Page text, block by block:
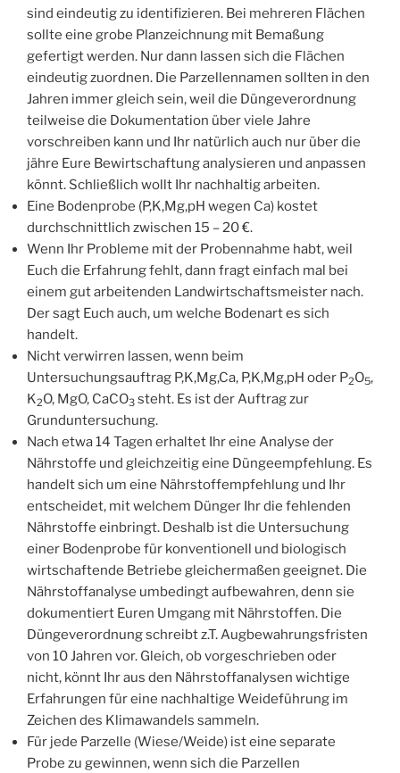
sind eindeutig zu identifizieren. Bei mehreren Flächen
sollte eine grobe Planzeichnung mit Bemaßung
gefertigt werden. Nur dann lassen sich die Flächen
eindeutig zuordnen. Die Parzellennamen sollten in den
Jahren immer gleich sein, weil die Düngeverordnung
teilweise die Dokumentation über viele Jahre
vorschreiben kann und Ihr natürlich auch nur über die
jähre Eure Bewirtschaftung analysieren und anpassen
könnt. Schließlich wollt Ihr nachhaltig arbeiten.
Eine Bodenprobe (P,K,Mg,pH wegen Ca) kostet
durchschnittlich zwischen 15 – 20 €.
Wenn Ihr Probleme mit der Probennahme habt, weil
Euch die Erfahrung fehlt, dann fragt einfach mal bei
einem gut arbeitenden Landwirtschaftsmeister nach.
Der sagt Euch auch, um welche Bodenart es sich
handelt.
Nicht verwirren lassen, wenn beim
Untersuchungsauftrag P,K,Mg,Ca, P,K,Mg,pH oder P2O5,
K2O, MgO, CaCO3 steht. Es ist der Auftrag zur
Grunduntersuchung.
Nach etwa 14 Tagen erhaltet Ihr eine Analyse der
Nährstoffe und gleichzeitig eine Düngeempfehlung. Es
handelt sich um eine Nährstoffempfehlung und Ihr
entscheidet, mit welchem Dünger Ihr die fehlenden
Nährstoffe einbringt. Deshalb ist die Untersuchung
einer Bodenprobe für konventionell und biologisch
wirtschaftende Betriebe gleichermaßen geeignet. Die
Nährstoffanalyse umbedingt aufbewahren, denn sie
dokumentiert Euren Umgang mit Nährstoffen. Die
Düngeverordnung schreibt z.T. Augbewahrungsfristen
von 10 Jahren vor. Gleich, ob vorgeschrieben oder
nicht, könnt Ihr aus den Nährstoffanalysen wichtige
Erfahrungen für eine nachhaltige Weideführung im
Zeichen des Klimawandels sammeln.
Für jede Parzelle (Wiese/Weide) ist eine separate
Probe zu gewinnen, wenn sich die Parzellen